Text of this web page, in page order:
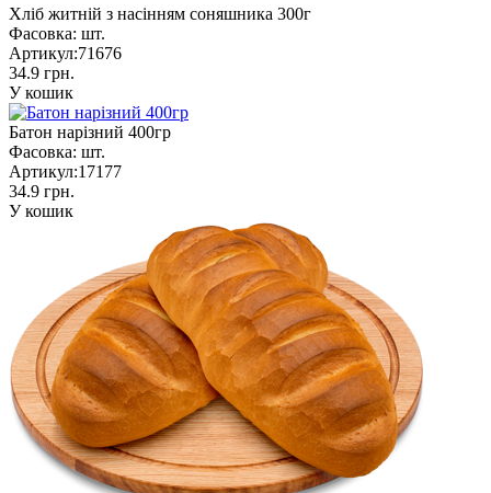
Хліб житній з насінням соняшника 300г
Фасовка: шт.
Артикул:71676
34.9 грн.
У кошик
Батон нарізний 400гр
Фасовка: шт.
Артикул:17177
34.9 грн.
У кошик